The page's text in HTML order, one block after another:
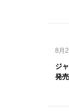
8月
ジ
発